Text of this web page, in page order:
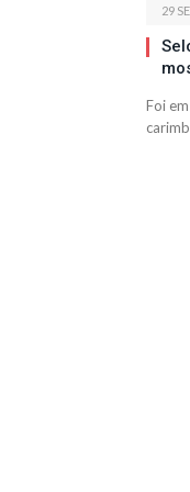
29
Foi